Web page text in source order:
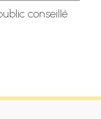
conseillé